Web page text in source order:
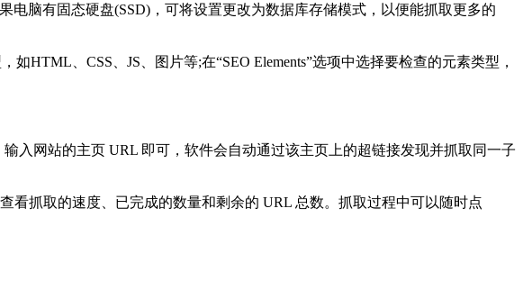
脑有固态硬盘(SSD)，可将设置更改为数据库存储模式，以便能抓取更多的
HTML、CSS、JS、图片等;在“SEO Elements”选项中选择要检查的元素类型，
入网站的主页 URL 即可，软件会自动通过该主页上的超链接发现并抓取同一子
看抓取的速度、已完成的数量和剩余的 URL 总数。抓取过程中可以随时点